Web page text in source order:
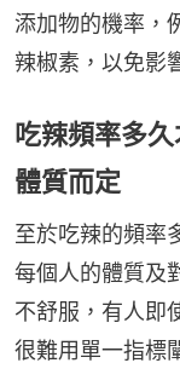
添加物的機率，
辣椒素，以免影
吃辣頻率多
體質而定
至於吃辣的頻率
每個人的體質及
不舒服，有人即
很難用單一指標